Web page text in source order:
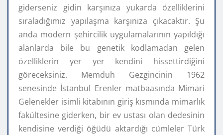
giderseniz gidin karşınıza yukarda özelliklerini
sıraladığımız yapılaşma karşınıza çıkacaktır. Şu
anda modern şehircilik uygulamalarının yapıldığı
alanlarda bile bu genetik kodlamadan gelen
özelliklerin yer yer kendini hissettirdiğini
göreceksiniz. Memduh Gezgincinin 1962
senesinde İstanbul Erenler matbaasında Mimari
Gelenekler isimli kitabının giriş kısmında mimarlık
fakültesine giderken, bir ev ustası olan dedesinin
kendisine verdiği öğüdü aktardığı cümleler Türk